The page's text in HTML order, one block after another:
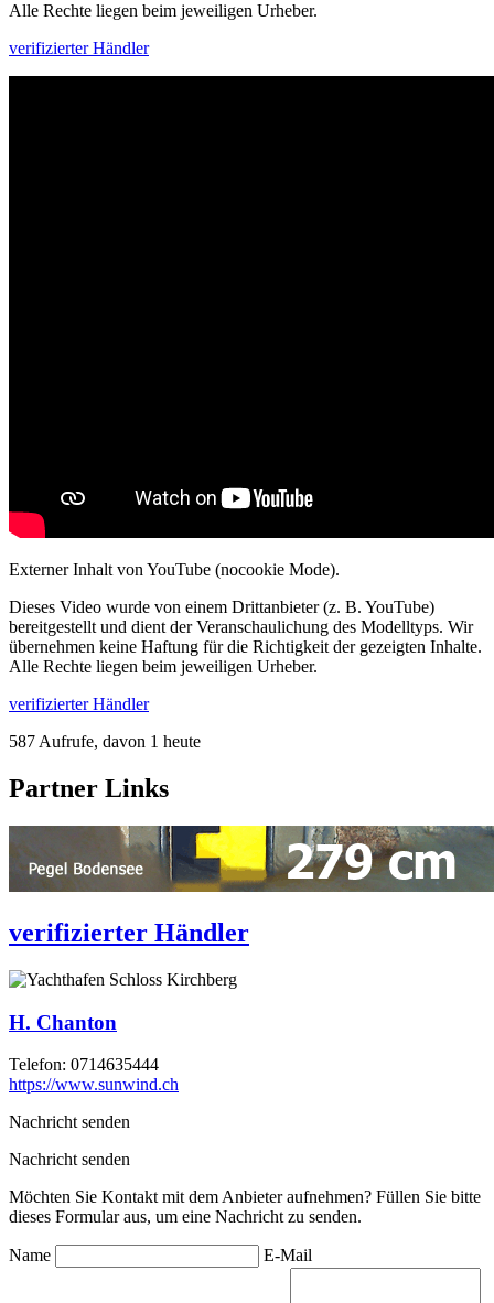
Alle Rechte liegen beim jeweiligen Urheber.
verifizierter Händler
Externer Inhalt von YouTube (nocookie Mode).
Dieses Video wurde von einem Drittanbieter (z. B. YouTube)
bereitgestellt und dient der Veranschaulichung des Modelltyps. Wir
übernehmen keine Haftung für die Richtigkeit der gezeigten Inhalte.
Alle Rechte liegen beim jeweiligen Urheber.
verifizierter Händler
587 Aufrufe, davon 1 heute
Partner Links
verifizierter Händler
H. Chanton
Telefon: 0714635444
https://www.sunwind.ch
Nachricht senden
Nachricht senden
Möchten Sie Kontakt mit dem Anbieter aufnehmen? Füllen Sie bitte
dieses Formular aus, um eine Nachricht zu senden.
Name E-Mail